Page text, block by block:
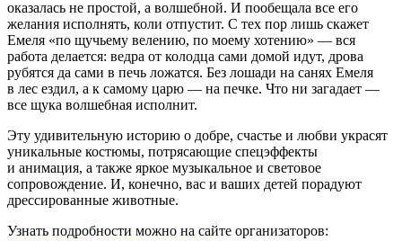
оказалась не простой, а волшебной. И пообещала все его
желания исполнять, коли отпустит. С тех пор лишь скажет
Емеля «по щучьему велению, по моему хотению» — вся
работа делается: ведра от колодца сами домой идут, дрова
рубятся да сами в печь ложатся. Без лошади на санях Емеля
в лес ездил, а к самому царю — на печке. Что ни загадает —
все щука волшебная исполнит.
Эту удивительную историю о добре, счастье и любви украсят
уникальные костюмы, потрясающие спецэффекты
и анимация, а также яркое музыкальное и световое
сопровождение. И, конечно, вас и ваших детей порадуют
дрессированные животные.
Узнать подробности можно на сайте организаторов: